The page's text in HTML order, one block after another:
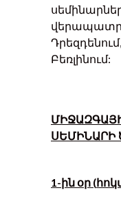
Բեռլինում:
ՍԵՄԻՆԱՐԻ
1-ին օր (